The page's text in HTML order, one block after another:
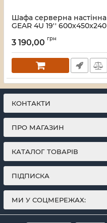
Шафа серверна настінна
GEAR 4U 19'' 600x450x240
450G)
Артикул:28_415
3 190,00 грн
КОНТАКТИ
ПРО МАГАЗИН
КАТАЛОГ ТОВАРІВ
ПІДПИСКА
МИ У СОЦМЕРЕЖАХ: